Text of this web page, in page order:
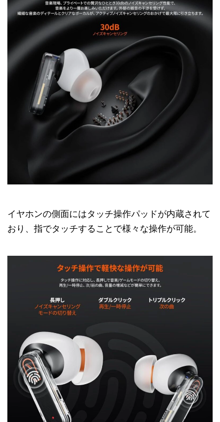
イヤホンの側面にはタッチ操作パッドが内蔵されて
おり、指でタッチすることで様々な操作が可能。